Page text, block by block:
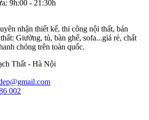
: 9h:00 - 21:30h
nhận thiết kế, thi công nội thất, bán
Giường, tủ, bàn ghế, sofa...giá rẻ, chất
chóng trên toàn quốc.
Thất - Hà Nội
002